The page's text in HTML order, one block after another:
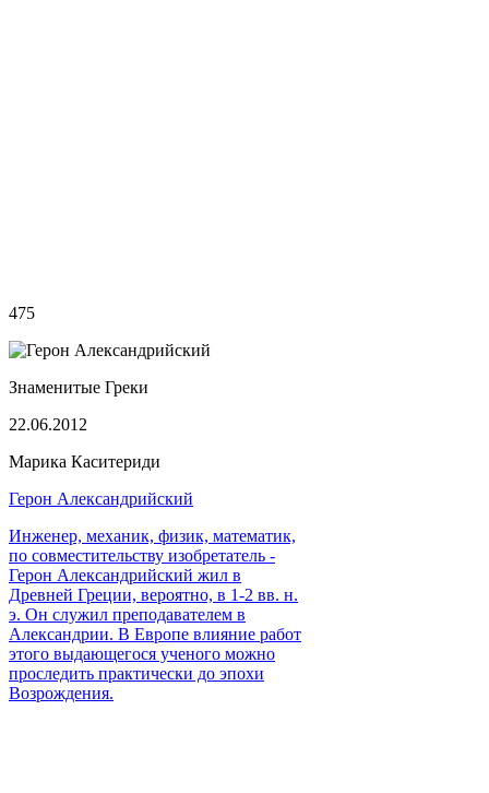
475
Знаменитые Греки
22.06.2012
Марика Каситериди
Герон Александрийский
Инженер, механик, физик, математик,
по совместительству изобретатель -
Герон Александрийский жил в
Древней Греции, вероятно, в 1-2 вв. н.
э. Он служил преподавателем в
Александрии. В Европе влияние работ
этого выдающегося ученого можно
проследить практически до эпохи
Возрождения.